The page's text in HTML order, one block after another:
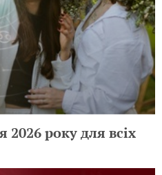
2026 року для всіх